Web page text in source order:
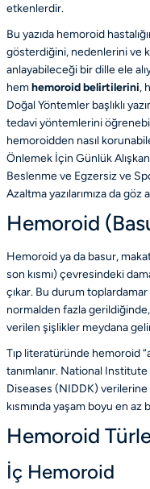
etkenlerdir.
Bu yazıda hemoroid
gösterdiğini, nedenlerini ve
anlayabileceği bir dille ele
hemhemoroid belirtilerini,
Doğal Yöntemler başlıklı
tedavi yöntemlerini
hemoroidden nasıl
Önlemek İçin Günlük
Beslenmeve Egzersiz ve
Azaltmayazılarımıza da göz
Hemoroid
Hemoroid ya da basur,
son kısmı) çevresindeki
çıkar. Bu durum toplardamar
normalden fazla
verilen şişlikler meydana
Tıp literatüründe hemoroid
tanımlanır. National Institute
Diseases (NIDDK)verilerine
kısmında yaşam boyu en
Hemoroid
İç Hemoroid